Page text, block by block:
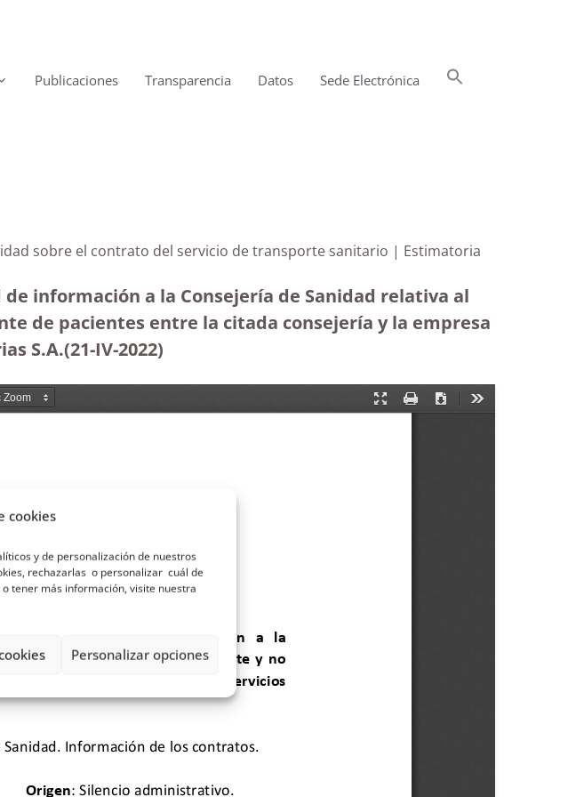
cookies
y de personalización de nuestros
rechazarlas o personalizar cuál de
tener más información, visite nuestra
Personalizar opciones
Publicaciones Transparencia Datos Sede Electrónica
sobre el contrato del servicio de transporte sanitario | Estimatoria
información a la Consejería de Sanidad relativa al
de pacientes entre la citada consejería y la empresa
S.A.(21-IV-2022)